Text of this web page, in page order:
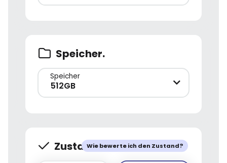
Speicher.
Speicher
512GB
Wie bewerte ich den Zustand?
Zustand.